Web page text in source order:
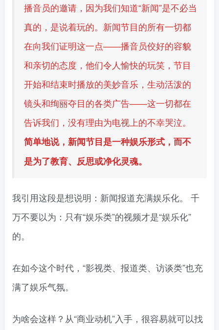
播音员的邀请，因为我们知道“新闻”是不必当
真的，是说着玩的。新闻节目的所有一切都
在向我们证明这一点——播音员佼好的容貌
和亲切的态度，他们令人愉快的玩笑，节目
开始和结束时播放的美妙音乐，生动活泼的
镜头和绚丽夺目的各类广告——这一切都在
告诉我们，没有理由为电视上的不幸哭泣。
简单地说，新闻节目是一种娱乐形式，而不
是为了教育、反思或净化灵魂。
我引用这段是想说明：新闻报道充满娱乐化。 千
万不要以为：只有“娱乐类”的视频才是“娱乐化”
的。
在如今这个时代，“影视类、报道类、访谈类”也充
满了娱乐气氛。
为啥会这样？从“商业动机”入手，很容易就可以找